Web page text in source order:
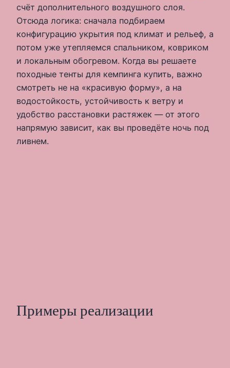
счёт дополнительного воздушного слоя.
Отсюда логика: сначала подбираем
конфигурацию укрытия под климат и рельеф, а
потом уже утепляемся спальником, ковриком
и локальным обогревом. Когда вы решаете
походные тенты для кемпинга купить, важно
смотреть не на «красивую форму», а на
водостойкость, устойчивость к ветру и
удобство расстановки растяжек — от этого
напрямую зависит, как вы проведёте ночь под
ливнем.
Примеры реализации